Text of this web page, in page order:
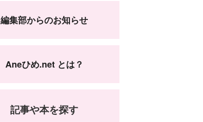
編集部からのお知らせ
Aneひめ.net とは？
記事や本を探す